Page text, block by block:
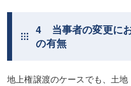
4 当事者の変更に
の有無
地上権譲渡のケースでも、土